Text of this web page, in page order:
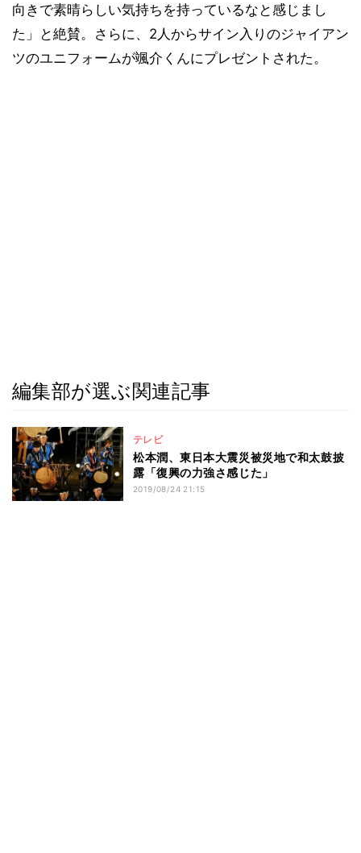
向きで素晴らしい気持ちを持っているなと感じまし
た」と絶賛。さらに、2人からサイン入りのジャイアン
ツのユニフォームが颯介くんにプレゼントされた。
編集部が選ぶ関連記事
テレビ
松本潤、東日本大震災被災地で和太鼓披
露「復興の力強さ感じた」
2019/08/24 21:15